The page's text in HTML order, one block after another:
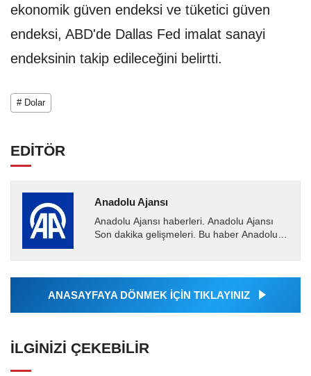
ekonomik güven endeksi ve tüketici güven
endeksi, ABD'de Dallas Fed imalat sanayi
endeksinin takip edileceğini belirtti.
# Dolar
EDİTÖR
Anadolu Ajansı
Anadolu Ajansı haberleri. Anadolu Ajansı
Son dakika gelişmeleri. Bu haber Anadolu
Ajansı tarafından...
ANASAYFAYA DÖNMEK İÇİN TIKLAYINIZ
İLGINIZI ÇEKEBILIR